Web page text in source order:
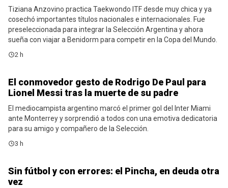
Tiziana Anzovino practica Taekwondo ITF desde muy chica y ya
cosechó importantes títulos nacionales e internacionales. Fue
preseleccionada para integrar la Selección Argentina y ahora
sueña con viajar a Benidorm para competir en la Copa del Mundo.
2 h
Noticias
El conmovedor gesto de Rodrigo De Paul para
Lionel Messi tras la muerte de su padre
El mediocampista argentino marcó el primer gol del Inter Miami
ante Monterrey y sorprendió a todos con una emotiva dedicatoria
para su amigo y compañero de la Selección.
3 h
Estudiantes
Sin fútbol y con errores: el Pincha, en deuda otra
vez